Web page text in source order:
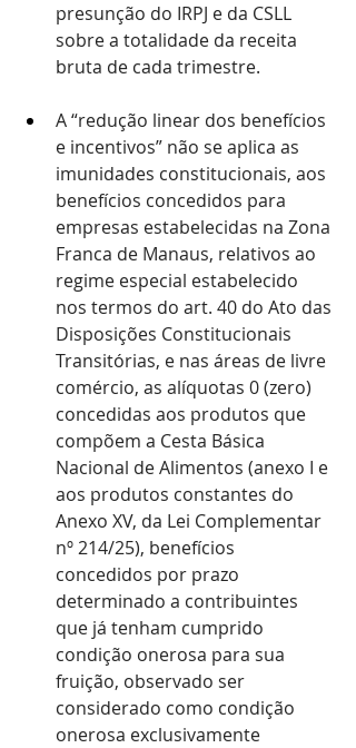
presunção do IRPJ e da CSLL
sobre a totalidade da receita
bruta de cada trimestre.
A “redução linear dos benefícios
e incentivos” não se aplica as
imunidades constitucionais, aos
benefícios concedidos para
empresas estabelecidas na Zona
Franca de Manaus, relativos ao
regime especial estabelecido
nos termos do art. 40 do Ato das
Disposições Constitucionais
Transitórias, e nas áreas de livre
comércio, as alíquotas 0 (zero)
concedidas aos produtos que
compõem a Cesta Básica
Nacional de Alimentos (anexo I e
aos produtos constantes do
Anexo XV, da Lei Complementar
nº 214/25), benefícios
concedidos por prazo
determinado a contribuintes
que já tenham cumprido
condição onerosa para sua
fruição, observado ser
considerado como condição
onerosa exclusivamente